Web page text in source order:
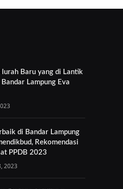
lurah Baru yang di Lantik
Lampung Eva
di Bandar Lampung
Rekomendasi
PPDB 2023
2023